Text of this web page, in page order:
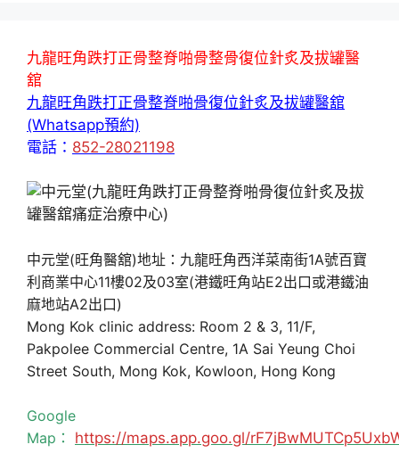
九龍旺角跌打正骨整脊啪骨整骨復位針炙及拔罐醫
舘
九龍旺角跌打正骨整脊啪骨復位針炙及拔罐醫舘
(Whatsapp預約)
電話： 852-28021198
中元堂(旺角醫舘)地址：九龍旺角西洋菜南街1A號百寶
利商業中心11樓02及03室(港鐵旺角站E2出口或港鐵油
麻地站A2出口)
Mong Kok clinic address: Room 2 & 3, 11/F,
Pakpolee Commercial Centre, 1A Sai Yeung Choi
Street South, Mong Kok, Kowloon, Hong Kong
Google
Map： https://maps.app.goo.gl/